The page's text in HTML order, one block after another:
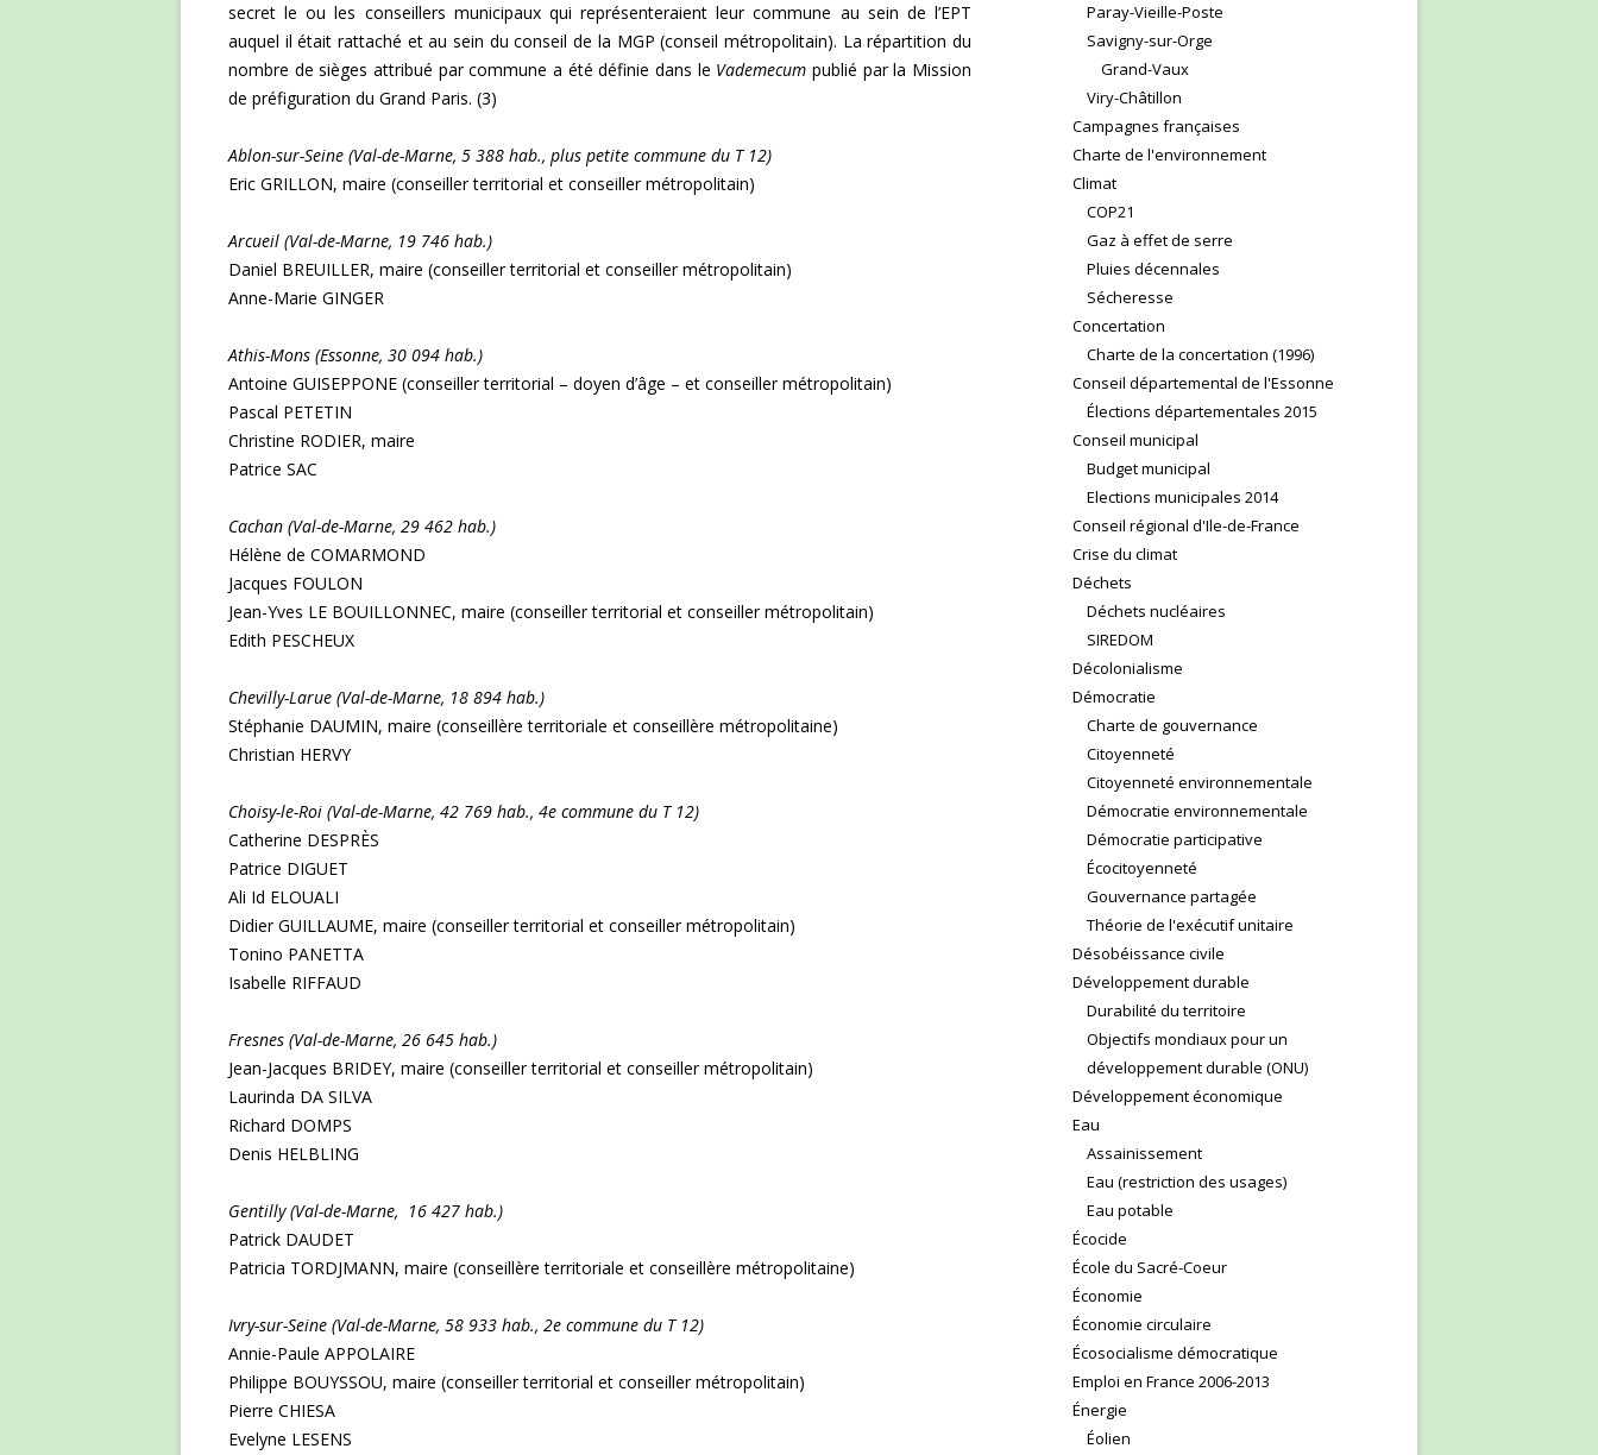
secret le ou les conseillers municipaux qui représenteraient leur commune au sein de l’EPT
auquel il était rattaché et au sein du conseil de la MGP (conseil métropolitain). La répartition du
nombre de sièges attribué par commune a été définie dans le Vademecum publié par la Mission
de préfiguration du Grand Paris. (3)
Ablon-sur-Seine (Val-de-Marne, 5 388 hab., plus petite commune du T 12)
Eric GRILLON, maire (conseiller territorial et conseiller métropolitain)
Arcueil (Val-de-Marne, 19 746 hab.)
Daniel BREUILLER, maire (conseiller territorial et conseiller métropolitain)
Anne-Marie GINGER
Athis-Mons (Essonne, 30 094 hab.)
Antoine GUISEPPONE (conseiller territorial – doyen d’âge – et conseiller métropolitain)
Pascal PETETIN
Christine RODIER, maire
Patrice SAC
Cachan (Val-de-Marne, 29 462 hab.)
Hélène de COMARMOND
Jacques FOULON
Jean-Yves LE BOUILLONNEC, maire (conseiller territorial et conseiller métropolitain)
Edith PESCHEUX
Chevilly-Larue (Val-de-Marne, 18 894 hab.)
Stéphanie DAUMIN, maire (conseillère territoriale et conseillère métropolitaine)
Christian HERVY
Choisy-le-Roi (Val-de-Marne, 42 769 hab., 4e commune du T 12)
Catherine DESPRÈS
Patrice DIGUET
Ali Id ELOUALI
Didier GUILLAUME, maire (conseiller territorial et conseiller métropolitain)
Tonino PANETTA
Isabelle RIFFAUD
Fresnes (Val-de-Marne, 26 645 hab.)
Jean-Jacques BRIDEY, maire (conseiller territorial et conseiller métropolitain)
Laurinda DA SILVA
Richard DOMPS
Denis HELBLING
Gentilly (Val-de-Marne, 16 427 hab.)
Patrick DAUDET
Patricia TORDJMANN, maire (conseillère territoriale et conseillère métropolitaine)
Ivry-sur-Seine (Val-de-Marne, 58 933 hab., 2e commune du T 12)
Annie-Paule APPOLAIRE
Philippe BOUYSSOU, maire (conseiller territorial et conseiller métropolitain)
Pierre CHIESA
Evelyne LESENS
Paray-Vieille-Poste
Savigny-sur-Orge
Grand-Vaux
Viry-Châtillon
Campagnes françaises
Charte de l'environnement
Climat
COP21
Gaz à effet de serre
Pluies décennales
Sécheresse
Concertation
Charte de la concertation (1996)
Conseil départemental de l'Essonne
Élections départementales 2015
Conseil municipal
Budget municipal
Elections municipales 2014
Conseil régional d'Ile-de-France
Crise du climat
Déchets
Déchets nucléaires
SIREDOM
Décolonialisme
Démocratie
Charte de gouvernance
Citoyenneté
Citoyenneté environnementale
Démocratie environnementale
Démocratie participative
Écocitoyenneté
Gouvernance partagée
Théorie de l'exécutif unitaire
Désobéissance civile
Développement durable
Durabilité du territoire
Objectifs mondiaux pour un
développement durable (ONU)
Développement économique
Eau
Assainissement
Eau (restriction des usages)
Eau potable
Écocide
École du Sacré-Coeur
Économie
Économie circulaire
Écosocialisme démocratique
Emploi en France 2006-2013
Énergie
Éolien